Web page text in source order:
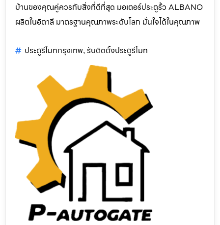
บ้านของคุณคู่ควรกับสิ่งที่ดีที่สุด มอเตอร์ประตูรั้ว ALBANO
ผลิตในอิตาลี มาตรฐานคุณภาพระดับโลก มั่นใจได้ในคุณภาพ
ประตูรีโมทกรุงเทพ, รับติดตั้งประตูรีโมท